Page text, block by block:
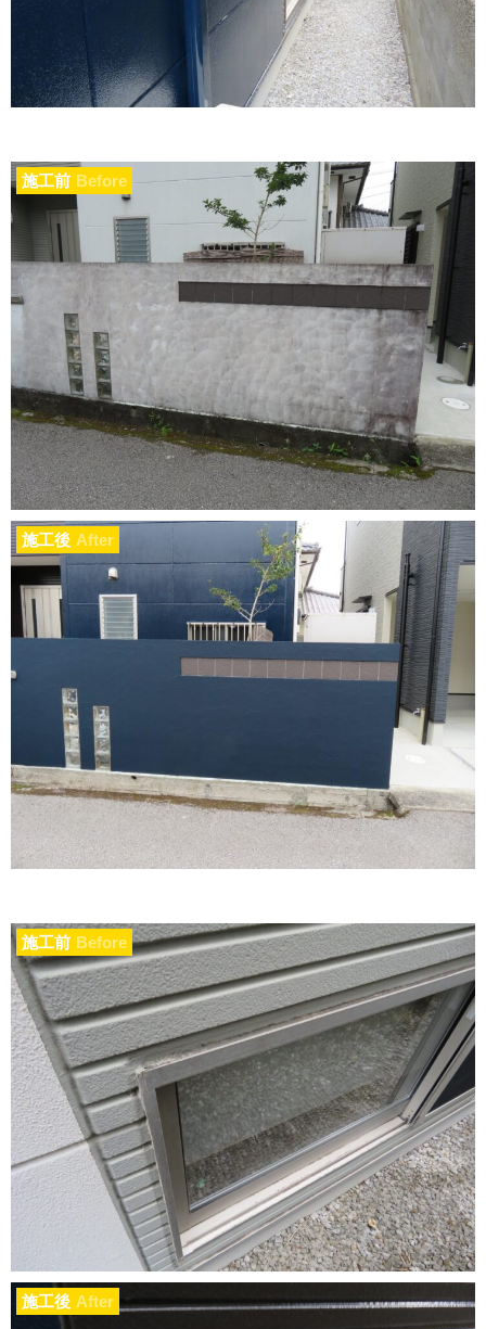
施工前 Before
施工後 After
施工前 Before
施工後 After